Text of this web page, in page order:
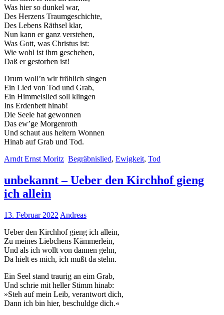
Was hier so dunkel war,
Des Herzens Traumgeschichte,
Des Lebens Räthsel klar,
Nun kann er ganz verstehen,
Was Gott, was Christus ist:
Wie wohl ist ihm geschehen,
Daß er gestorben ist!
Drum woll’n wir fröhlich singen
Ein Lied von Tod und Grab,
Ein Himmelslied soll klingen
Ins Erdenbett hinab!
Die Seele hat gewonnen
Das ew’ge Morgenroth
Und schaut aus heitern Wonnen
Hinab auf Grab und Tod.
Arndt Ernst Moritz Begräbnislied, Ewigkeit, Tod
unbekannt – Ueber den Kirchhof gieng
ich allein
13. Februar 2022 Andreas
Ueber den Kirchhof gieng ich allein,
Zu meines Liebchens Kämmerlein,
Und als ich wollt von dannen gehn,
Da hielt es mich, ich mußt da stehn.
Ein Seel stand traurig an eim Grab,
Und schrie mit heller Stimm hinab:
»Steh auf mein Leib, verantwort dich,
Dann ich bin hier, beschuldge dich.«